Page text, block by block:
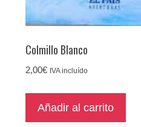
Colmillo Blanco
2,00€ IVA incluído
Añadir al carrito